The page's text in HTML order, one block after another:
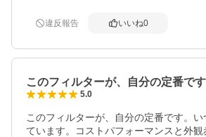
違反報告 いいね0
このフィルターが、自分の定番で
5.0
このフィルターが、自分の定番です。
ています。コストパフォーマンスと外